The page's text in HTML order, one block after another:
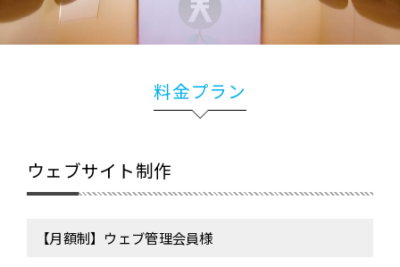
料金プラン
ウェブサイト制作
【月額制】ウェブ管理会員様